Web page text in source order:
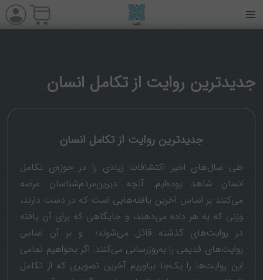
جديدترين روایت از تکامل انسان
جديدترين روایت از تکامل انسان
طی سال‌های اخیر اکتشافات زیادی را در حوزه‌ی تکامل
انسان شاهد بوده‌ایم. آنچه دیرین‌مردم‌شناسان عرضه
می‌کنند بر اساس آخرین یافته‌هایی است که در دست دارند،
وزنی که به هر داده می‌دهند، و جایگاهی که برای آن یافته
در روایت‌های گذشته قائل می‌شوند؛ و بر آن اساس
روایت‌های قدیمی را به‌روزرسانی می‌کنند. اگر بخواهیم تمامی
این روایت‌ها را یک‌جا بیاوریم آخرین تصویری که از تکامل